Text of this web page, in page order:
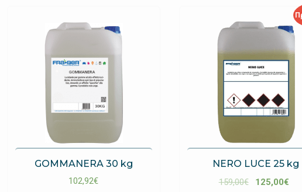
GOMMANERA 30 kg
102,92€
NERO LUCE 25 kg
159,00€ 125,00€